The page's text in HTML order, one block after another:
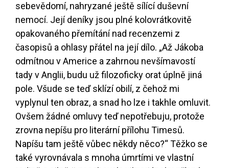
sebevědomí, nahryzané ještě sílící duševní
nemocí. Její deníky jsou plné kolovrátkovitě
opakovaného přemítání nad recenzemi z
časopisů a ohlasy přátel na její dílo. „Až Jákoba
odmítnou v Americe a zahrnou nevšímavostí
tady v Anglii, budu už filozoficky orat úplně jiná
pole. Všude se teď sklízí obilí, z čehož mi
vyplynul ten obraz, a snad ho lze i takhle omluvit.
Ovšem žádné omluvy teď nepotřebuju, protože
zrovna nepíšu pro literární přílohu Timesů.
Napíšu tam ještě vůbec někdy něco?“ Těžko se
také vyrovnávala s mnoha úmrtími ve vlastní